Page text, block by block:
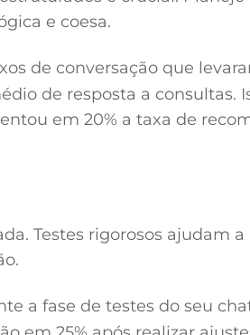
e coesa.
de conversação que
de resposta a consultas.
em 20% a taxa de
Testes rigorosos ajudam a
a fase de testes do seu